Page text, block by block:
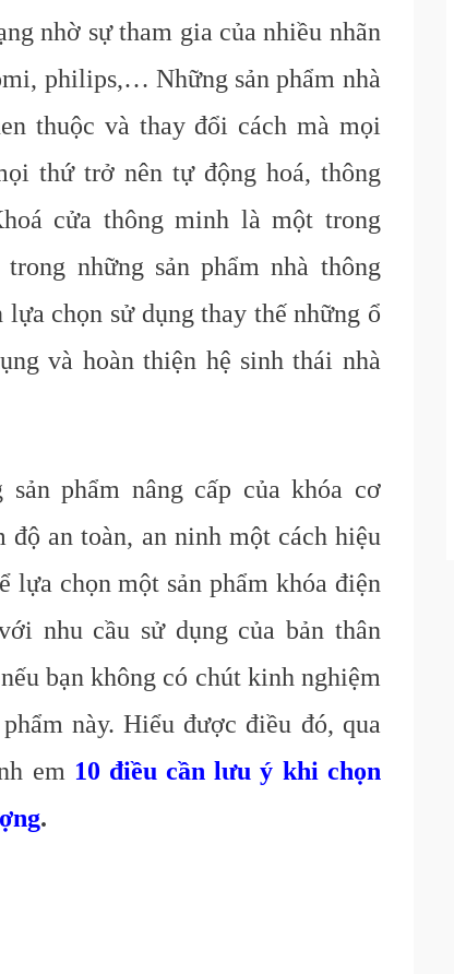
nhờ sự tham gia của nhiều nhãn
philips,… Những sản phẩm nhà
thuộc và thay đổi cách mà mọi
thứ trở nên tự động hoá, thông
cửa thông minh là một trong
những sản phẩm nhà thông
chọn sử dụng thay thế những ổ
và hoàn thiện hệ sinh thái nhà
phẩm nâng cấp của khóa cơ
an toàn, an ninh một cách hiệu
lựa chọn một sản phẩm khóa điện
nhu cầu sử dụng của bản thân
bạn không có chút kinh nghiệm
này. Hiểu được điều đó, qua
em 10 điều cần lưu ý khi chọn
.